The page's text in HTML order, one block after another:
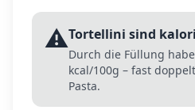
⚠️Tortellini sind
Durch die Füllung
kcal/100g – fast
Pasta.